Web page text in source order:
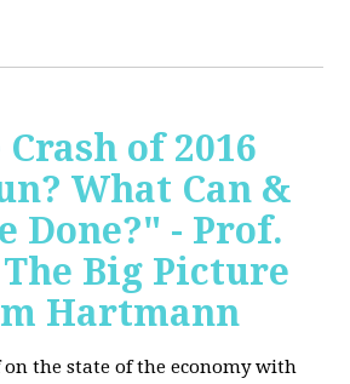
of 2016
What Can &
Done?" - Prof.
Big Picture
Hartmann
on the state of the economy with